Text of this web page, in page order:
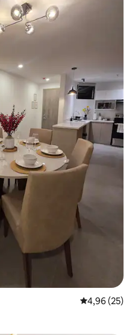
Évaluation
4,96 (25)